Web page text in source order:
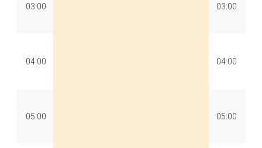
03:00 03:00
04:00 04:00
05:00 05:00